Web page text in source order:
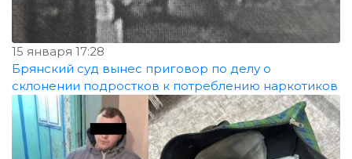
15 января 17:28
Брянский суд вынес приговор по делу о
склонении подростков к потреблению наркотиков